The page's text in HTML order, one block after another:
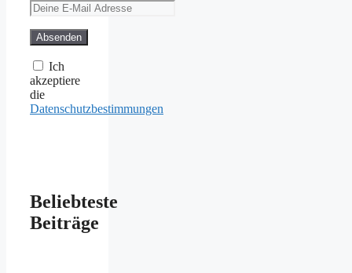
Ich
akzeptiere
die
Datenschutzbestimmungen
Beliebteste
Beiträge